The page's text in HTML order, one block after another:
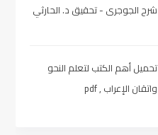
شرح الجوجرى - تحقيق د. الحارثي
تحميل أهم الكتب لتعلم النحو
واتقان الإعراب , pdf